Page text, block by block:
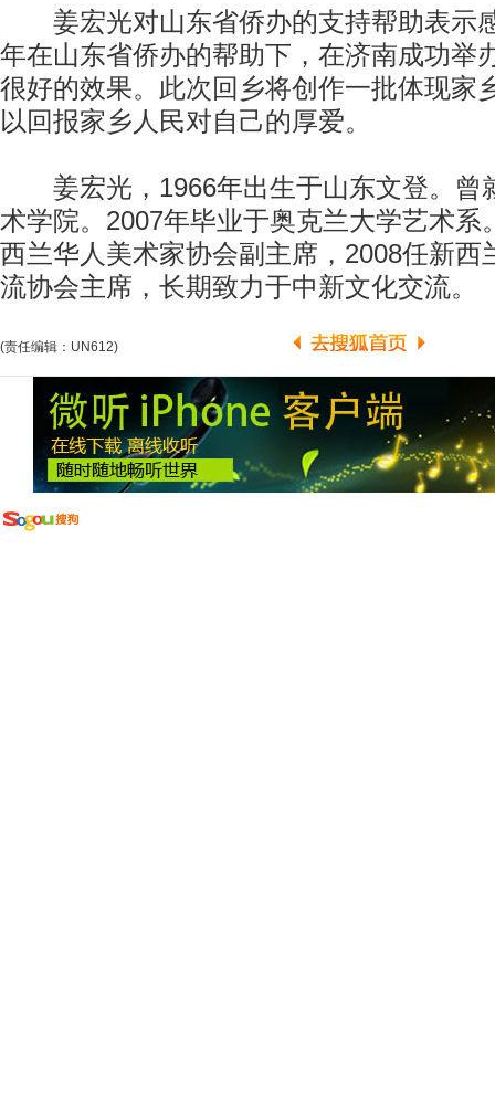
姜宏光对山东省侨办的支持帮助表示
年在山东省侨办的帮助下，在济南成功举
很好的效果。此次回乡将创作一批体现家
以回报家乡人民对自己的厚爱。
姜宏光，1966年出生于山东文登。曾
术学院。2007年毕业于奥克兰大学艺术系
西兰华人美术家协会副主席，2008任新西
流协会主席，长期致力于中新文化交流。
(责任编辑：UN612)